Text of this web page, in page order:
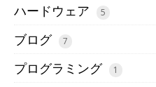
ハードウェア 5
ブログ 7
プログラミング 1